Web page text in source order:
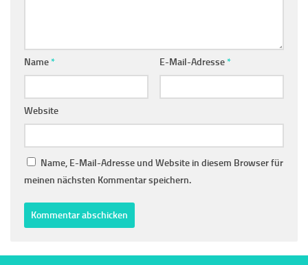
Name* E-Mail-Adresse*
Website
Name, E-Mail-Adresse und Website in diesem Browser für
meinen nächsten Kommentar speichern.